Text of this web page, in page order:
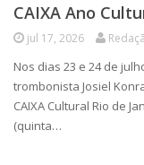
CAIXA Ano
jul 17, 2026
Nos dias 23 e 24 de
trombonista Josiel
CAIXA Cultural Rio de
(quinta…